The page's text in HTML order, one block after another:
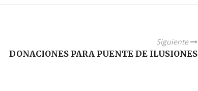
Siguiente
DONACIONES PARA PUENTE DE ILUSIONES